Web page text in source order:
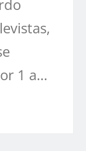
1 a…